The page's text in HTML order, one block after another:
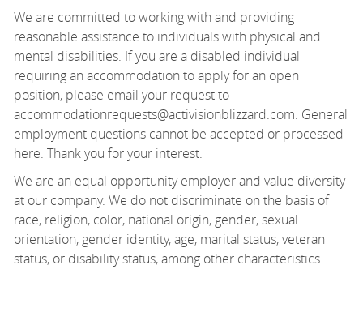
We are committed to working with and providing
reasonable assistance to individuals with physical and
mental disabilities. If you are a disabled individual
requiring an accommodation to apply for an open
position, please email your request to
accommodationrequests@activisionblizzard.com. General
employment questions cannot be accepted or processed
here. Thank you for your interest.
We are an equal opportunity employer and value diversity
at our company. We do not discriminate on the basis of
race, religion, color, national origin, gender, sexual
orientation, gender identity, age, marital status, veteran
status, or disability status, among other characteristics.